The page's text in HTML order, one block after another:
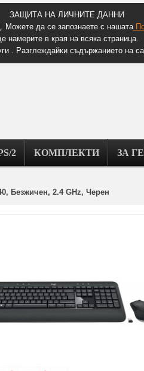
ЗАЩИТА НА ЛИЧНИТЕ ДАННИ
да се запознаете с нашата
намерите в края на всяка страница.
. Разглеждайки съдържанието на
2 КОМПЛЕКТИ ЗА
Безжичен, 2.4 GHz, Черен